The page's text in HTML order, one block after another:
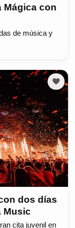
Mágica con
de música y
dos días
Music
cita juvenil en